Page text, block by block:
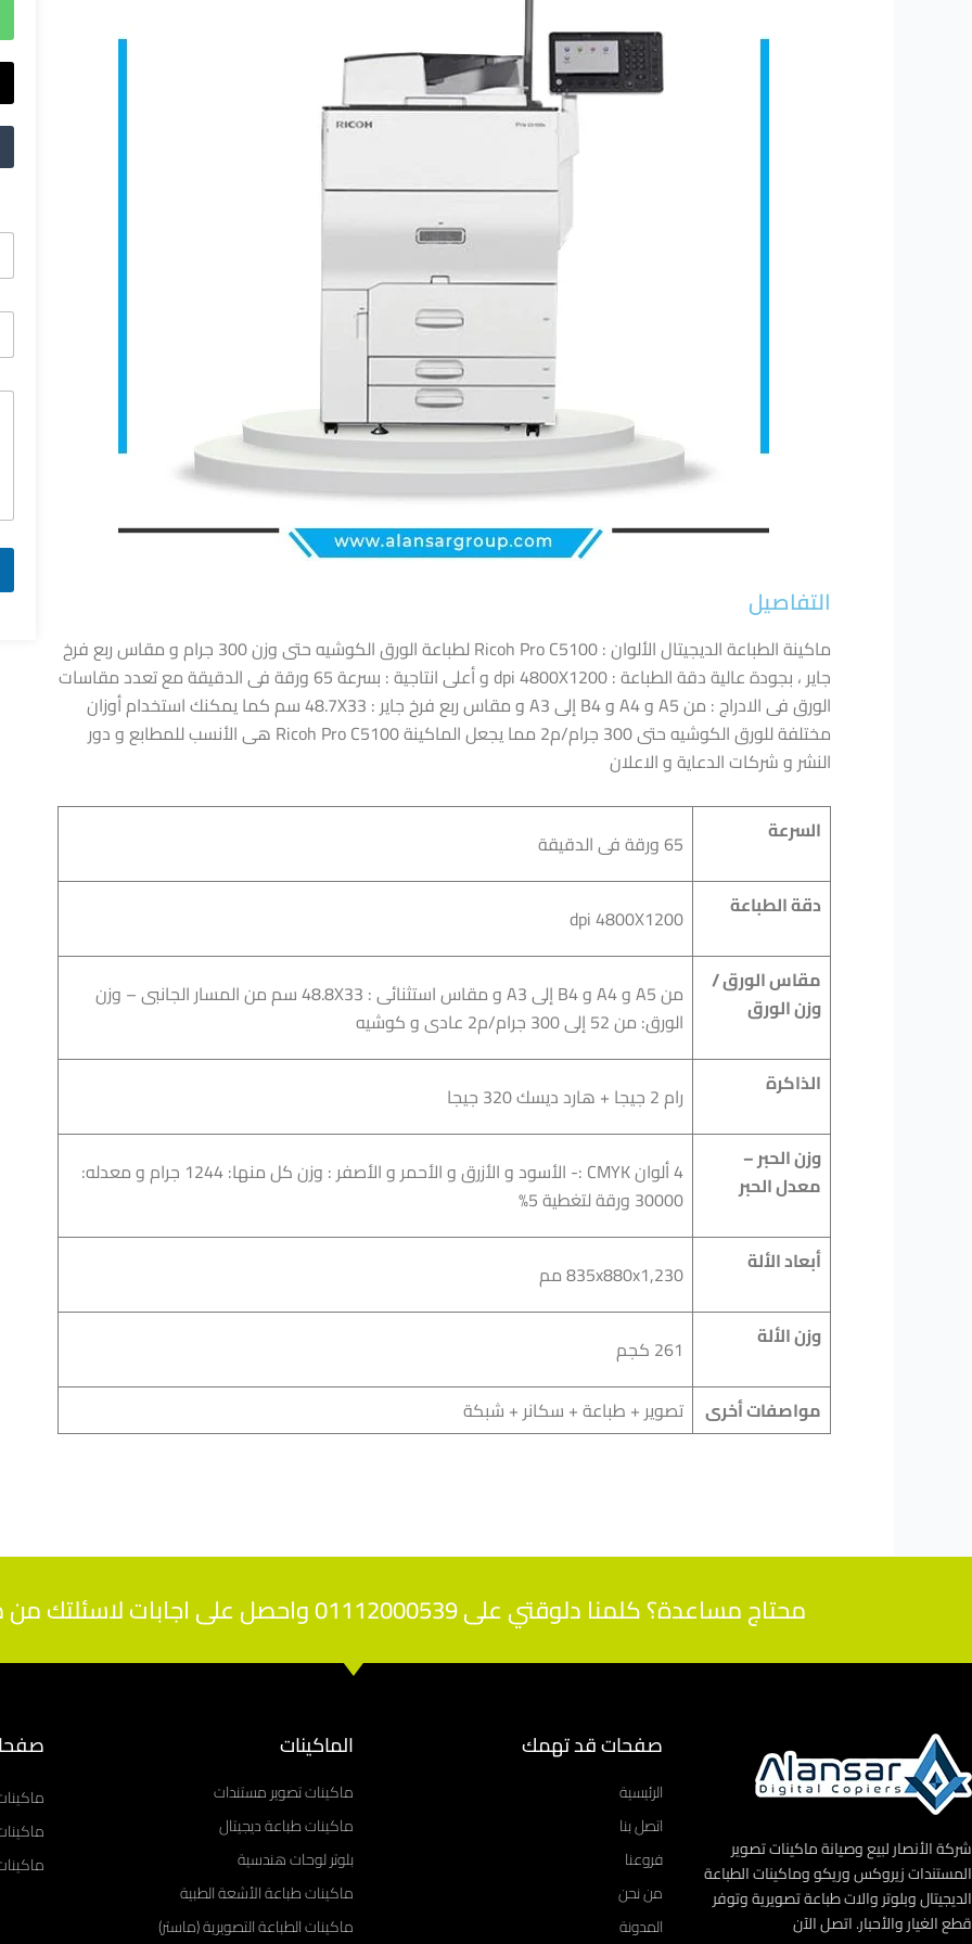
التفاصيل
ماكينة الطباعة الديجيتال الألوان : Ricoh Pro C5100 لطباعة الورق الكوشيه حتى وزن 300 جرام و مقاس ربع فرخ
جاير ، بجودة عالية دقة الطباعة : dpi 4800X1200 و أعلى انتاجية : بسرعة 65 ورقة فى الدقيقة مع تعدد مقاسات
الورق فى الادراج : من A5 و A4 و B4 إلى A3 و مقاس ربع فرخ جاير : 48.7X33 سم كما يمكنك استخدام أوزان
مختلفة للورق الكوشيه حتى 300 جرام/م2 مما يجعل الماكينة Ricoh Pro C5100 هى الأنسب للمطابع و دور
النشر و شركات الدعاية و الاعلان
السرعة
65 ورقة فى الدقيقة
دقة الطباعة
dpi 4800X1200
مقاس الورق /
وزن الورق
من A5 و A4 و B4 إلى A3 و مقاس استثنائى : 48.8X33 سم من المسار الجانبى – وزن
الورق: من 52 إلى 300 جرام/م2 عادى و كوشيه
الذاكرة
رام 2 جيجا + هارد ديسك 320 جيجا
وزن الحبر –
معدل الحبر
4 ألوان CMYK :- الأسود و الأزرق و الأحمر و الأصفر : وزن كل منها: 1244 جرام و معدله:
30000 ورقة لتغطية 5%
أبعاد الألة
835x880x1,230 مم
وزن الألة
261 كجم
مواصفات أخرى
تصوير + طباعة + سكانر + شبكة
محتاج مساعدة؟ كلمنا دلوقتي على 01112000539 واحصل على اجابات لاسئلتك من متخصصين
شركة الأنصار لبيع وصيانة ماكينات تصوير
المستندات زيروكس وريكو وماكينات الطباعة
الديجيتال وبلوتر والات طباعة تصويرية وتوفر
قطع الغيار والأحبار. اتصل الآن
صفحات قد تهمك
الرئيسية
اتصل بنا
فروعنا
من نحن
المدونة
الماكينات
ماكينات تصوير مستندات
ماكينات طباعة ديجيتال
بلوتر لوحات هندسية
ماكينات طباعة الأشعة الطبية
ماكينات الطباعة التصويرية (ماستر)